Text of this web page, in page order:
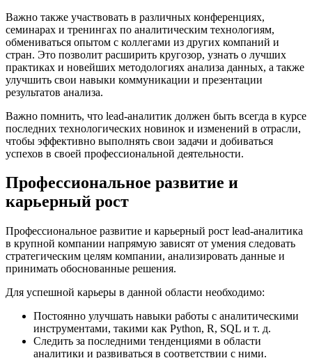
Важно также участвовать в различных конференциях,
семинарах и тренингах по аналитическим технологиям,
обмениваться опытом с коллегами из других компаний и
стран. Это позволит расширить кругозор, узнать о лучших
практиках и новейших методологиях анализа данных, а также
улучшить свои навыки коммуникации и презентации
результатов анализа.
Важно помнить, что lead-аналитик должен быть всегда в курсе
последних технологических новинок и изменений в отрасли,
чтобы эффективно выполнять свои задачи и добиваться
успехов в своей профессиональной деятельности.
Профессиональное развитие и
карьерный рост
Профессиональное развитие и карьерный рост lead-аналитика
в крупной компании напрямую зависят от умения следовать
стратегическим целям компании, анализировать данные и
принимать обоснованные решения.
Для успешной карьеры в данной области необходимо:
Постоянно улучшать навыки работы с аналитическими
инструментами, такими как Python, R, SQL и т. д.
Следить за последними тенденциями в области
аналитики и развиваться в соответствии с ними.